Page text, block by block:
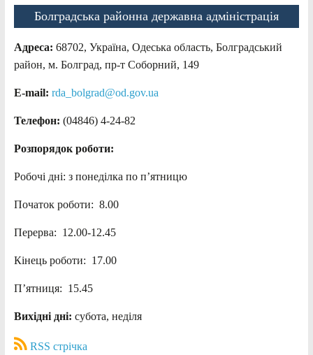
Болградська районна державна адміністрація
Адреса: 68702, Україна, Одеська область, Болградський
район, м. Болград, пр-т Соборний, 149
E-mail: rda_bolgrad@od.gov.ua
Телефон: (04846) 4-24-82
Розпорядок роботи:
Робочі дні: з понеділка по п’ятницю
Початок роботи: 8.00
Перерва: 12.00-12.45
Кінець роботи: 17.00
П’ятниця: 15.45
Вихідні дні: субота, неділя
RSS стрічка